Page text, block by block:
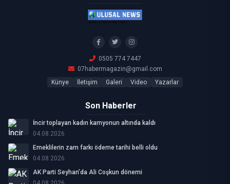
0505 774 7447
07habermagazin@gmail.com
Künye
İletişim Galeri Video Yazarlar
Son Haberler
İncir toplayan kadın kamyonun altında kaldı
04.08.2026
Emeklilerin zam farkı ödeme tarihi belli oldu
04.08.2026
AK Parti Seyhan’da Ali Coşkun dönemi